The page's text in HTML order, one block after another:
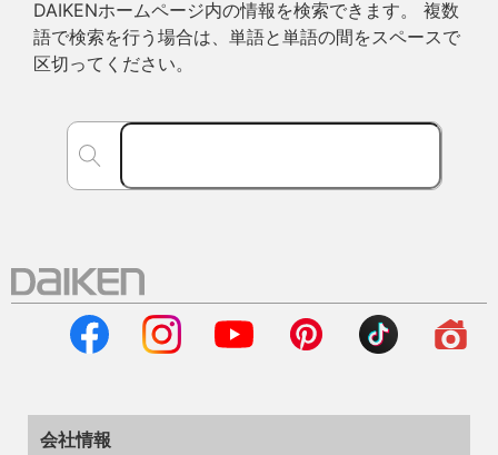
DAIKENホームページ内の情報を検索できます。 複数
語で検索を行う場合は、単語と単語の間をスペースで
区切ってください。
会社情報